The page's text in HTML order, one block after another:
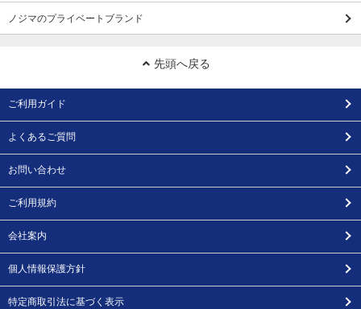
ノジマのプライベートブランド
先頭へ戻る
ご利用ガイド
よくあるご質問
お問い合わせ
ご利用規約
会社案内
個人情報保護方針
特定商取引法に基づく表示